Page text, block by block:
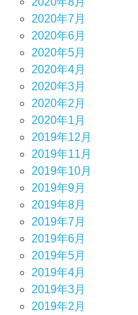
2020年7月
2020年6月
2020年5月
2020年4月
2020年3月
2020年2月
2020年1月
2019年12月
2019年11月
2019年10月
2019年9月
2019年8月
2019年7月
2019年6月
2019年5月
2019年4月
2019年3月
2019年2月